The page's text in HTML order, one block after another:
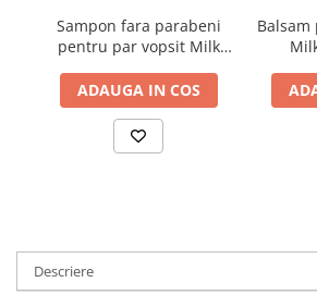
Sampon fara parabeni
pentru par vopsit Milk
New, 1000 ml
ADAUGA IN COS
Descriere